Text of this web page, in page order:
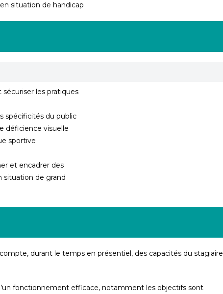
situation de handicap
sécuriser les pratiques
spécificités du public
déficience visuelle
sportive
et encadrer des
situation de grand
durant le temps en présentiel, des capacités du stagiaire
fonctionnement efficace, notamment les objectifs sont